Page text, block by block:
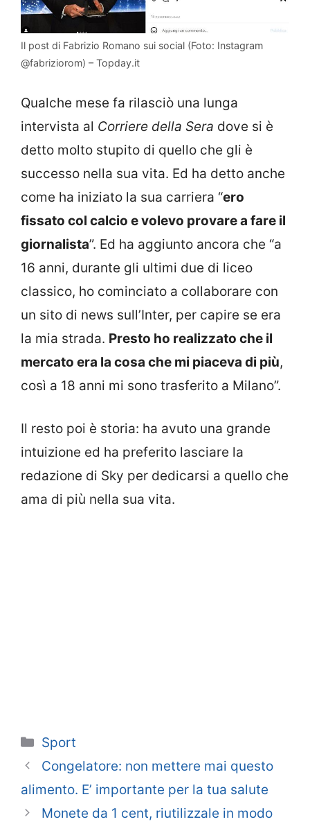
Il post di Fabrizio Romano sui social (Foto: Instagram
@fabriziorom) – Topday.it
Qualche mese fa rilasciò una lunga
intervista al Corriere della Sera dove si è
detto molto stupito di quello che gli è
successo nella sua vita. Ed ha detto anche
come ha iniziato la sua carriera “ero
fissato col calcio e volevo provare a fare il
giornalista”. Ed ha aggiunto ancora che “a
16 anni, durante gli ultimi due di liceo
classico, ho cominciato a collaborare con
un sito di news sull’Inter, per capire se era
la mia strada. Presto ho realizzato che il
mercato era la cosa che mi piaceva di più,
così a 18 anni mi sono trasferito a Milano”.
Il resto poi è storia: ha avuto una grande
intuizione ed ha preferito lasciare la
redazione di Sky per dedicarsi a quello che
ama di più nella sua vita.
Categorie
Sport
Congelatore: non mettere mai questo
alimento. E’ importante per la tua salute
Monete da 1 cent, riutilizzale in modo